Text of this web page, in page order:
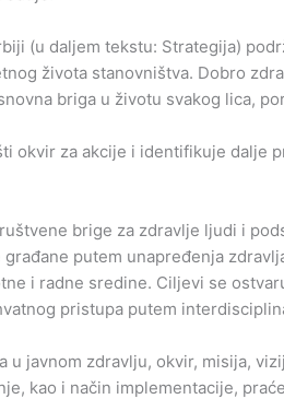
(u daljem tekstu: Strategija)
života stanovništva. Dobro
briga u životu svakog lica,
okvir za akcije i identifikuje dalje
brige za zdravlje ljudi i
putem unapređenja
i radne sredine. Ciljevi se
pristupa putem
u javnom zdravlju, okvir, misija,
kao i način implementacije,